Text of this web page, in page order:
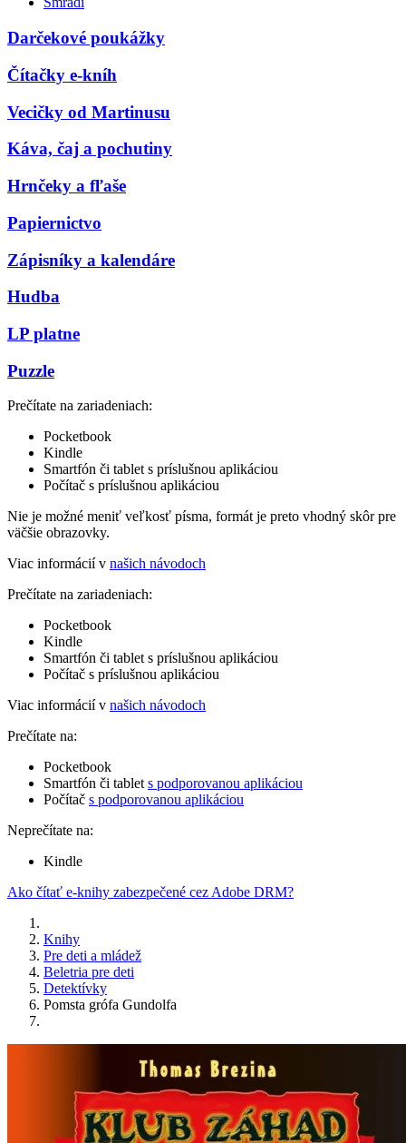
Darčekové poukážky
Čítačky e-kníh
Vecičky od Martinusu
Káva, čaj a pochutiny
Hrnčeky a fľaše
Papiernictvo
Zápisníky a kalendáre
Hudba
LP platne
Puzzle
Prečítate na zariadeniach:
Pocketbook
Kindle
Smartfón či tablet s príslušnou aplikáciou
Počítač s príslušnou aplikáciou
Nie je možné meniť veľkosť písma, formát je preto vhodný skôr pre
väčšie obrazovky.
Viac informácií v našich návodoch
Prečítate na zariadeniach:
Pocketbook
Kindle
Smartfón či tablet s príslušnou aplikáciou
Počítač s príslušnou aplikáciou
Viac informácií v našich návodoch
Prečítate na:
Pocketbook
Smartfón či tablet s podporovanou aplikáciou
Počítač s podporovanou aplikáciou
Neprečítate na:
Kindle
Ako čítať e-knihy zabezpečené cez Adobe DRM?
Knihy
Pre deti a mládež
Beletria pre deti
Detektívky
Pomsta grófa Gundolfa